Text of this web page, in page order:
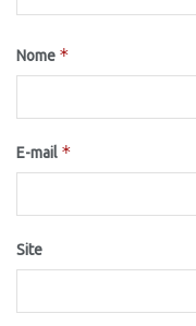
Nome *
E-mail *
Site